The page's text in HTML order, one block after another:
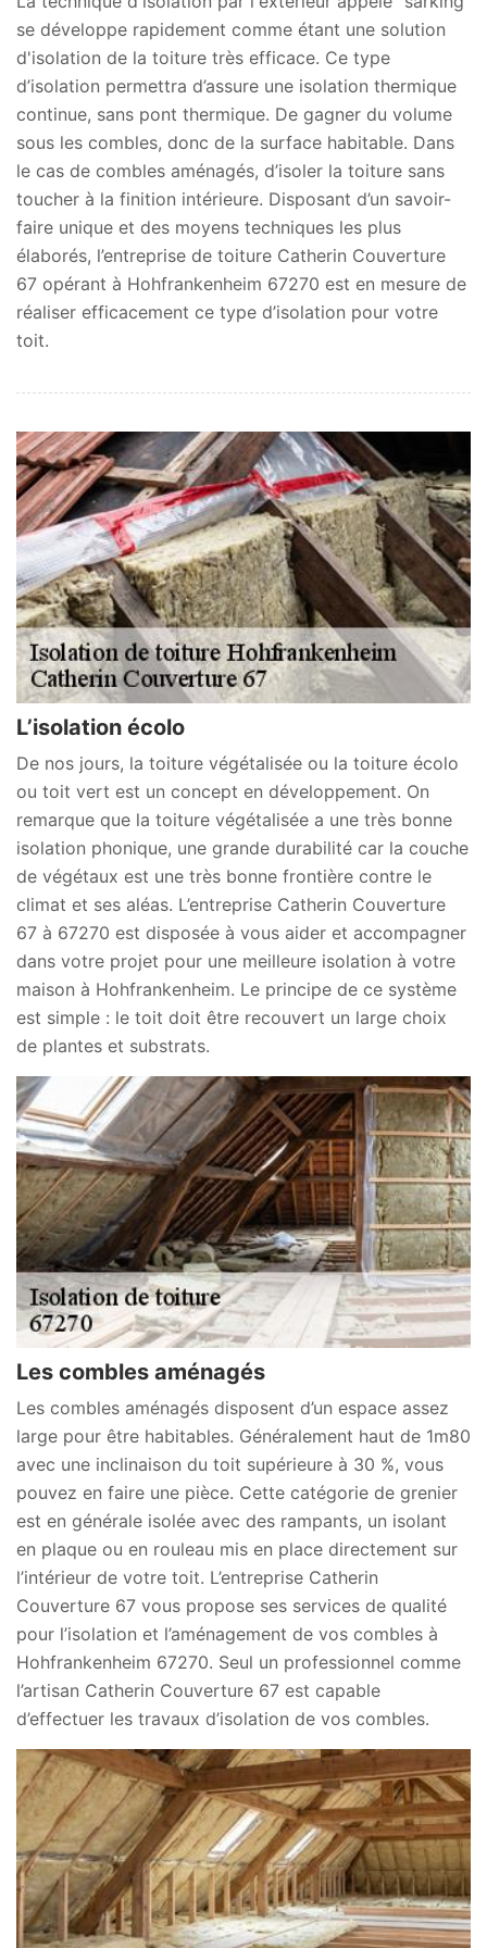
se développe rapidement comme étant une solution
d'isolation de la toiture très efficace. Ce type
d’isolation permettra d’assure une isolation thermique
continue, sans pont thermique. De gagner du volume
sous les combles, donc de la surface habitable. Dans
le cas de combles aménagés, d’isoler la toiture sans
toucher à la finition intérieure. Disposant d’un savoir-
faire unique et des moyens techniques les plus
élaborés, l’entreprise de toiture Catherin Couverture
67 opérant à Hohfrankenheim 67270 est en mesure de
réaliser efficacement ce type d’isolation pour votre
toit.
L’isolation écolo
De nos jours, la toiture végétalisée ou la toiture écolo
ou toit vert est un concept en développement. On
remarque que la toiture végétalisée a une très bonne
isolation phonique, une grande durabilité car la couche
de végétaux est une très bonne frontière contre le
climat et ses aléas. L’entreprise Catherin Couverture
67 à 67270 est disposée à vous aider et accompagner
dans votre projet pour une meilleure isolation à votre
maison à Hohfrankenheim. Le principe de ce système
est simple : le toit doit être recouvert un large choix
de plantes et substrats.
Les combles aménagés
Les combles aménagés disposent d’un espace assez
large pour être habitables. Généralement haut de 1m80
avec une inclinaison du toit supérieure à 30 %, vous
pouvez en faire une pièce. Cette catégorie de grenier
est en générale isolée avec des rampants, un isolant
en plaque ou en rouleau mis en place directement sur
l’intérieur de votre toit. L’entreprise Catherin
Couverture 67 vous propose ses services de qualité
pour l’isolation et l’aménagement de vos combles à
Hohfrankenheim 67270. Seul un professionnel comme
l’artisan Catherin Couverture 67 est capable
d’effectuer les travaux d’isolation de vos combles.